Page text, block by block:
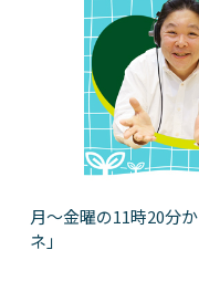
月～金曜の11時20分
ネ」